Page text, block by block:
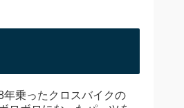
年乗ったクロスバイクの